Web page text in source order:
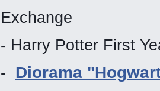
Exchange
- Harry Potter First
- Diorama